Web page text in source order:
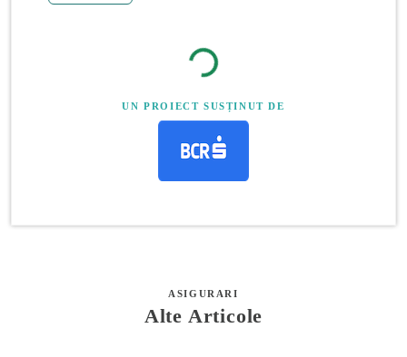
UN PROIECT SUSȚINUT DE
ASIGURARI
Alte Articole